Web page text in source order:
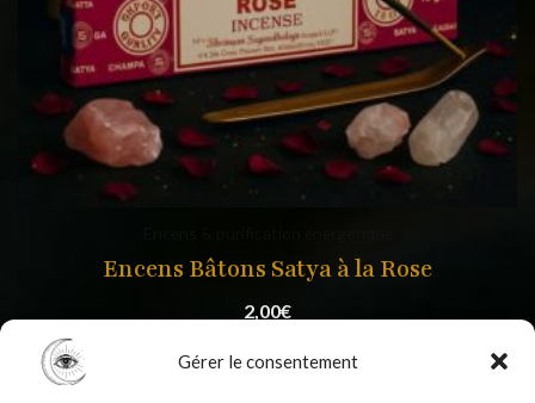
Gérer le consentement
Encens Bâtons Satya à la Rose
2,00€